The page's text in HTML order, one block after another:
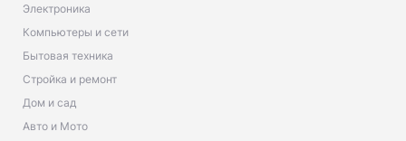
Электроника
Компьютеры и сети
Бытовая техника
Стройка и ремонт
Дом и сад
Авто и Мото